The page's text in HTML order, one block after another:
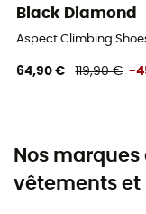
Black Diamond
Aspect Climbing
64,90 € 119,90 € -
Nos
vêtements et